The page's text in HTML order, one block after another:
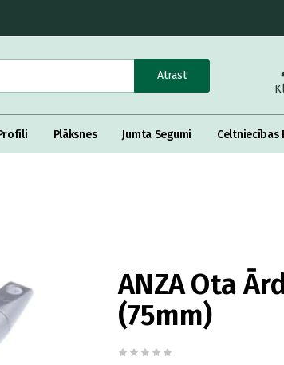
Atrast
Plāksnes Jumta Segumi Celtniecības
ANZA Ota
(75mm)